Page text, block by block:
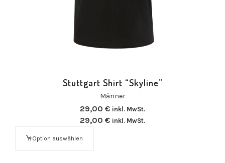
Stuttgart Shirt “Skyline”
Männer
29,00 € inkl. MwSt.
29,00 € inkl. MwSt.
Option auswählen